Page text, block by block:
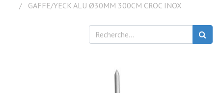
GAFFE/YECK ALU Ø30MM 300CM CROC INOX